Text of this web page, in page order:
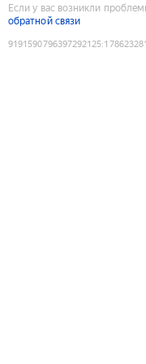
Если у вас возникли
обратной связи
9191590796397292125: